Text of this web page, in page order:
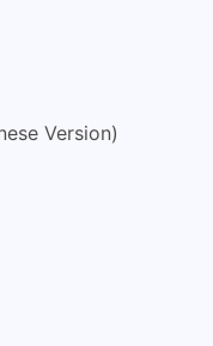
Version)